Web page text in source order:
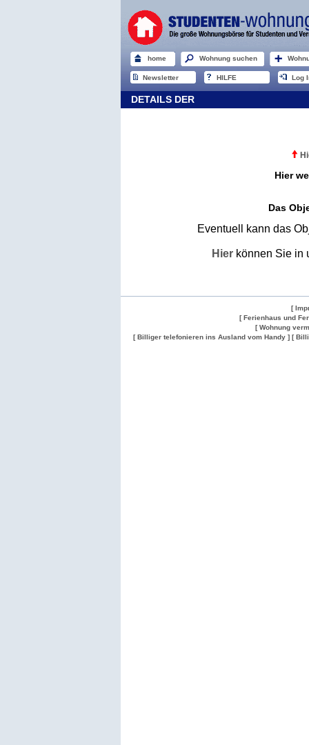
home Wohnung suchen
Newsletter HILFE Log
DETAILS DER
Hier
Das
Eventuell kann das
Hier können Sie in
[
[ Ferienhaus und
[ Wohnung
[ Billiger telefonieren ins Ausland vom Handy ] [